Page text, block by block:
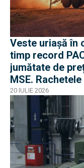
Veste uriașă în
timp record
jumătate de
MSE.
antibalistică
20 IULIE 2026